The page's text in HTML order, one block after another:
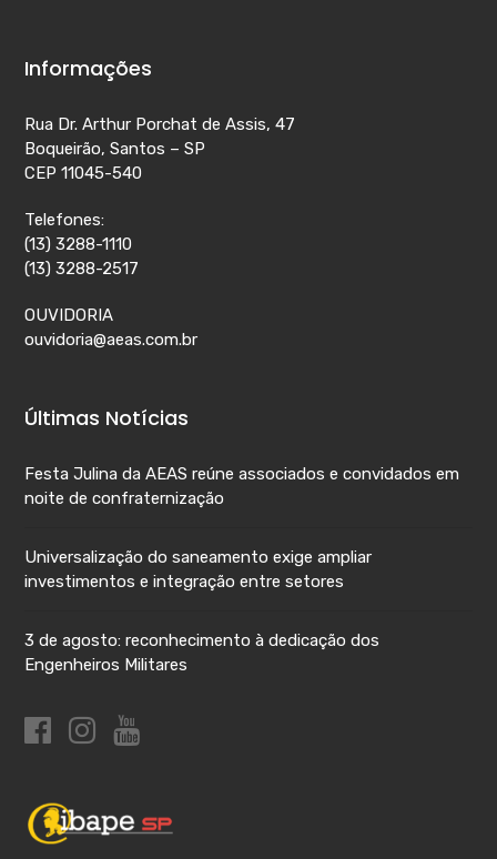
Informações
Rua Dr. Arthur Porchat de Assis, 47
Boqueirão, Santos – SP
CEP 11045-540
Telefones:
(13) 3288-1110
(13) 3288-2517
OUVIDORIA
ouvidoria@aeas.com.br
Últimas Notícias
Festa Julina da AEAS reúne associados e convidados em
noite de confraternização
Universalização do saneamento exige ampliar
investimentos e integração entre setores
3 de agosto: reconhecimento à dedicação dos
Engenheiros Militares